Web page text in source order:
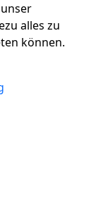
alles zu
können.